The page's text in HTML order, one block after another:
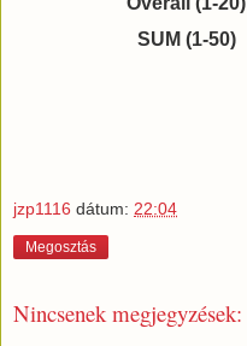
SUM (1-50)
jzp1116 dátum: 22:04
Megosztás
Nincsenek megjegyzések: